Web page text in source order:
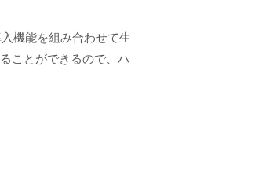
機能を組み合わせて生
ことができるので、ハ